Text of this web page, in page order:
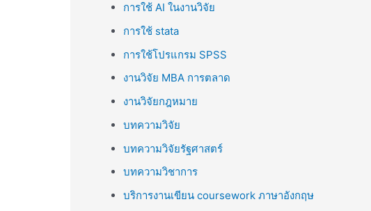
การใช้ AI ในงานวิจัย
การใช้ stata
การใช้โปรแกรม SPSS
งานวิจัย MBA การตลาด
งานวิจัยกฎหมาย
บทความวิจัย
บทความวิจัยรัฐศาสตร์
บทความวิชาการ
บริการงานเขียน coursework ภาษาอังกฤษ